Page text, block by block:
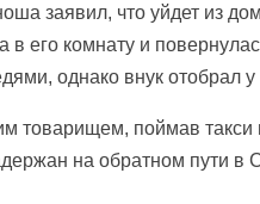
заявил, что уйдет из
его комнату и
однако внук отобрал
товарищем, поймав такси
на обратном пути в